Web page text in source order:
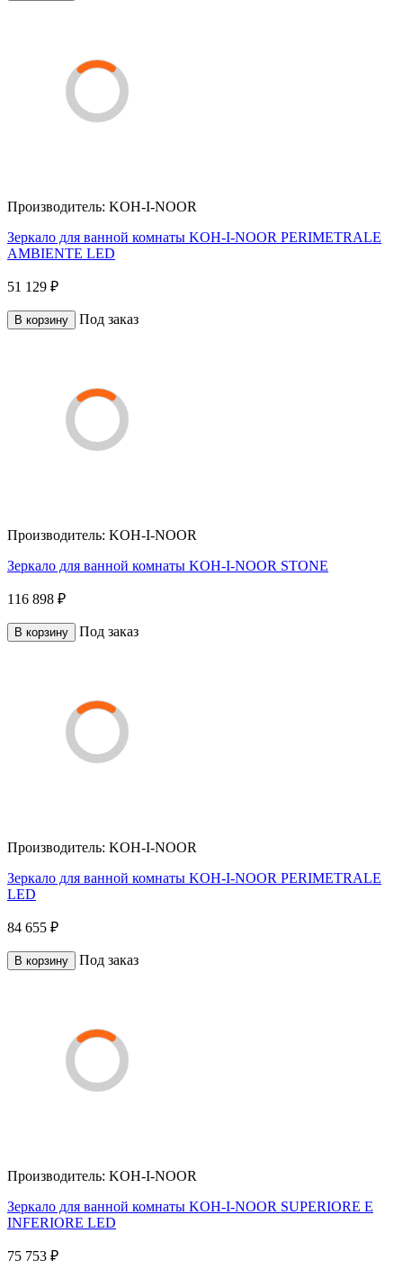
Производитель: KOH-I-NOOR
Зеркало для ванной комнаты KOH-I-NOOR PERIMETRALE
AMBIENTE LED
51 129 ₽
В корзину Под заказ
Производитель: KOH-I-NOOR
Зеркало для ванной комнаты KOH-I-NOOR STONE
116 898 ₽
В корзину Под заказ
Производитель: KOH-I-NOOR
Зеркало для ванной комнаты KOH-I-NOOR PERIMETRALE
LED
84 655 ₽
В корзину Под заказ
Производитель: KOH-I-NOOR
Зеркало для ванной комнаты KOH-I-NOOR SUPERIORE E
INFERIORE LED
75 753 ₽